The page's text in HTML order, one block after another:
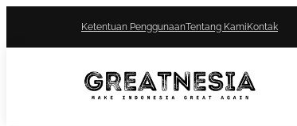
Ketentuan PenggunaanTentang KamiKontak